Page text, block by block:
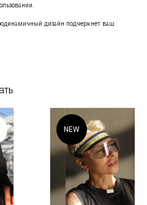
дизайн подчеркнет ваш
NEW